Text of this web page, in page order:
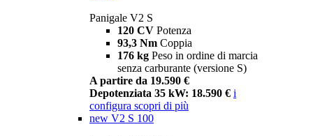
Panigale V2 S
120 CV Potenza
93,3 Nm Coppia
176 kg Peso in ordine di marcia
senza carburante (versione S)
A partire da 19.590 €
Depotenziata 35 kW: 18.590 € i
configura scopri di più
new V2 S 100